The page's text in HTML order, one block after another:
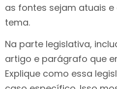
as fontes sejam atuais
tema.
Na parte legislativa,
artigo e parágrafo que
Explique como essa